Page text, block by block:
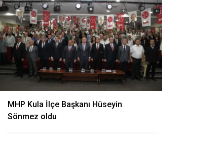
MHP Kula İlçe Başkanı Hüseyin
Sönmez oldu